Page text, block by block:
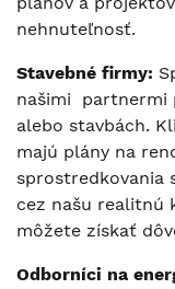
nehnuteľnosť.
Stavebné firmy:
našimi partnermi
alebo stavbách.
majú plány na
sprostredkovania
cez našu realitnú
môžete získať
Odborníci na